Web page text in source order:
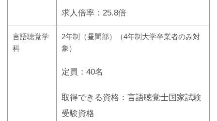
求人倍率：25.8倍
言語聴覚学
科
2年制（昼間部）（4年制大学卒業者のみ対
象）
定員：40名
取得できる資格：言語聴覚士国家試験
受験資格